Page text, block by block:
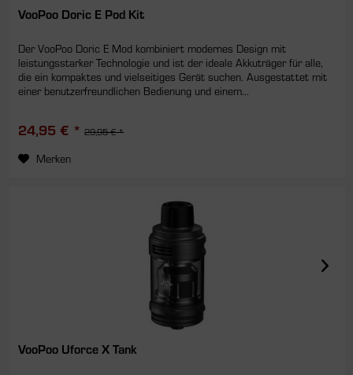
VooPoo Doric E Pod Kit
Der VooPoo Doric E Mod kombiniert modernes Design mit
leistungsstarker Technologie und ist der ideale Akkuträger für alle,
die ein kompaktes und vielseitiges Gerät suchen. Ausgestattet mit
einer benutzerfreundlichen Bedienung und einem...
24,95 € * 29,95 € *
Merken
VooPoo Uforce X Tank